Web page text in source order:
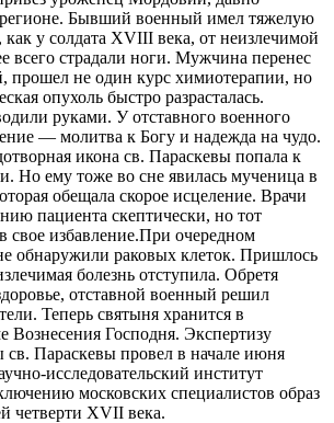
Бывший военный имел тяжелую
у солдата XVIII века, от неизлечимой
всего страдали ноги. Мужчина перенес
прошел не один курс химиотерапии, но
опухоль быстро разрасталась.
руками. У отставного военного
— молитва к Богу и надежда на чудо.
икона св. Параскевы попала к
Но ему тоже во сне явилась мученица в
обещала скорое исцеление. Врачи
пациента скептически, но тот
свое избавление.При очередном
обнаружили раковых клеток. Пришлось
болезнь отступила. Обретя
отставной военный решил
Теперь святыня хранится в
Вознесения Господня. Экспертизу
Параскевы провел в начале июня
исследовательский институт
московских специалистов образ
четверти XVII века.